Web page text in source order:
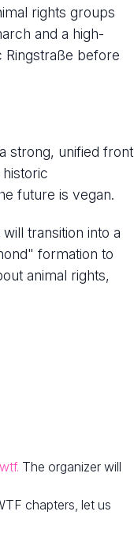
rights groups
and a high-
Ringstraße before
strong, unified front
future is vegan.
transition into a
formation to
animal rights,
The organizer will
chapters, let us